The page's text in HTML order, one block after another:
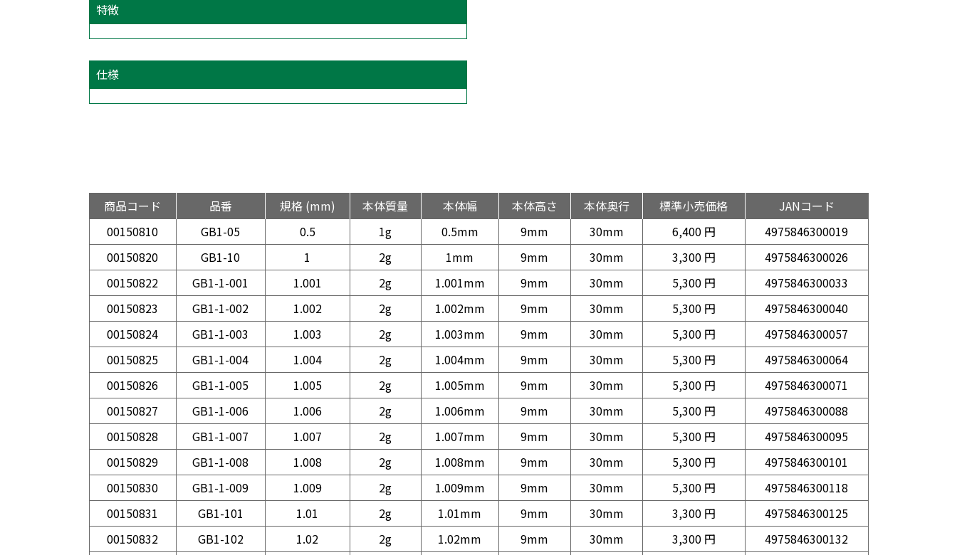
特徴
仕様
商品コード 品番 規格 (mm) 本体質量 本体幅 本体高さ 本体奥行 標準小売価格
JANコード
00150810
GB1-05 0.5 1g 0.5mm 9mm 30mm 6,400 円
4975846300019
00150820
GB1-10 1 2g 1mm 9mm 30mm 3,300 円
4975846300026
00150822
GB1-1-001 1.001 2g 1.001mm 9mm 30mm 5,300 円
4975846300033
00150823
GB1-1-002 1.002 2g 1.002mm 9mm 30mm 5,300 円
4975846300040
00150824
GB1-1-003 1.003 2g 1.003mm 9mm 30mm 5,300 円
4975846300057
00150825
GB1-1-004 1.004 2g 1.004mm 9mm 30mm 5,300 円
4975846300064
00150826
GB1-1-005 1.005 2g 1.005mm 9mm 30mm 5,300 円
4975846300071
00150827
GB1-1-006 1.006 2g 1.006mm 9mm 30mm 5,300 円
4975846300088
00150828
GB1-1-007 1.007 2g 1.007mm 9mm 30mm 5,300 円
4975846300095
00150829
GB1-1-008 1.008 2g 1.008mm 9mm 30mm 5,300 円
4975846300101
00150830
GB1-1-009 1.009 2g 1.009mm 9mm 30mm 5,300 円
4975846300118
00150831
GB1-101 1.01 2g 1.01mm 9mm 30mm 3,300 円
4975846300125
00150832
GB1-102 1.02 2g 1.02mm 9mm 30mm 3,300 円
4975846300132